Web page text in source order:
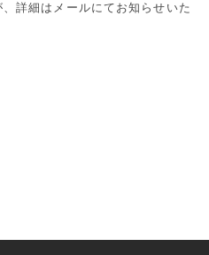
詳細はメールにてお知らせいた